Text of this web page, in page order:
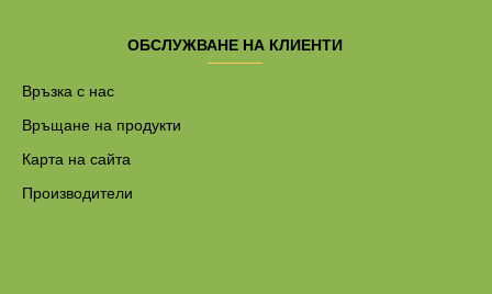
ОБСЛУЖВАНЕ НА КЛИЕНТИ
Връзка с нас
Връщане на продукти
Карта на сайта
Производители